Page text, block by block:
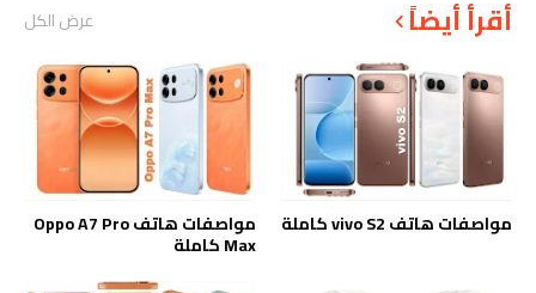
أقرأ أيضاً عرض الكل
مواصفات هاتف vivo S2 كاملة مواصفات هاتف Oppo A7 Pro
Max كاملة